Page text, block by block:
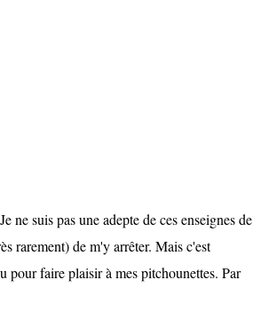
ne suis pas une adepte de ces enseignes de
rarement) de m'y arrêter. Mais c'est
pour faire plaisir à mes pitchounettes. Par